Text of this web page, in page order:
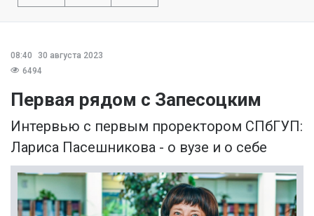
08:40
30 августа 2023
6494
Первая рядом с Запесоцким
Интервью с первым проректором СПбГУП:
Лариса Пасешникова - о вузе и о себе